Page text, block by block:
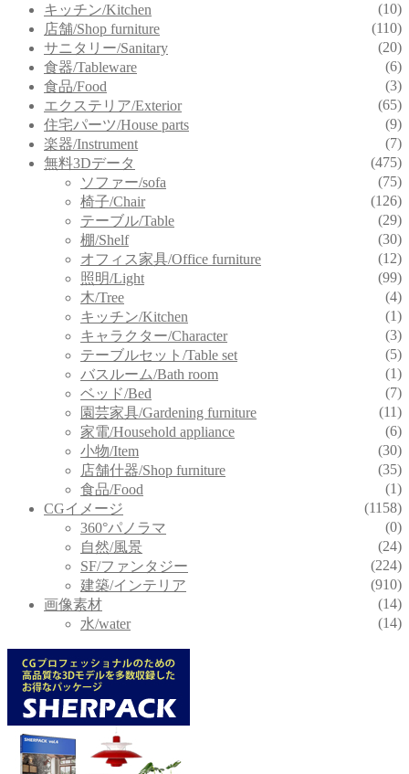
キッチン/Kitchen
(10)
店舗/Shop furniture
(110)
サニタリー/Sanitary
(20)
食器/Tableware
(6)
食品/Food
(3)
エクステリア/Exterior
(65)
住宅パーツ/House parts
(9)
楽器/Instrument
(7)
無料3Dデータ
(475)
ソファー/sofa
(75)
椅子/Chair
(126)
テーブル/Table
(29)
棚/Shelf
(30)
オフィス家具/Office furniture
(12)
照明/Light
(99)
木/Tree
(4)
キッチン/Kitchen
(1)
キャラクター/Character
(3)
テーブルセット/Table set
(5)
バスルーム/Bath room
(1)
ベッド/Bed
(7)
園芸家具/Gardening furniture
(11)
家電/Household appliance
(6)
小物/Item
(30)
店舗什器/Shop furniture
(35)
食品/Food
(1)
CGイメージ
(1158)
360°パノラマ
(0)
自然/風景
(24)
SF/ファンタジー
(224)
建築/インテリア
(910)
画像素材
(14)
水/water
(14)